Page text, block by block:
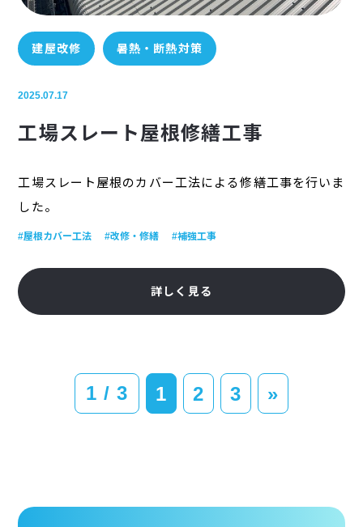
建屋改修 暑熱・断熱対策
2025.07.17
工場スレート屋根修繕工事
工場スレート屋根のカバー工法による修繕工事を行いま
した。
#屋根カバー工法 #改修・修繕 #補強工事
詳しく見る
1 / 3 1 2 3 »